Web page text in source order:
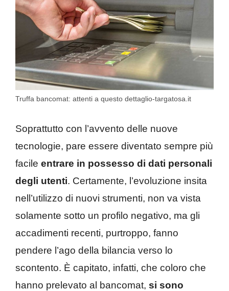
Truffa bancomat: attenti a questo dettaglio-targatosa.it
Soprattutto con l’avvento delle nuove
tecnologie, pare essere diventato sempre più
facile entrare in possesso di dati personali
degli utenti. Certamente, l’evoluzione insita
nell’utilizzo di nuovi strumenti, non va vista
solamente sotto un profilo negativo, ma gli
accadimenti recenti, purtroppo, fanno
pendere l’ago della bilancia verso lo
scontento. È capitato, infatti, che coloro che
hanno prelevato al bancomat, si sono